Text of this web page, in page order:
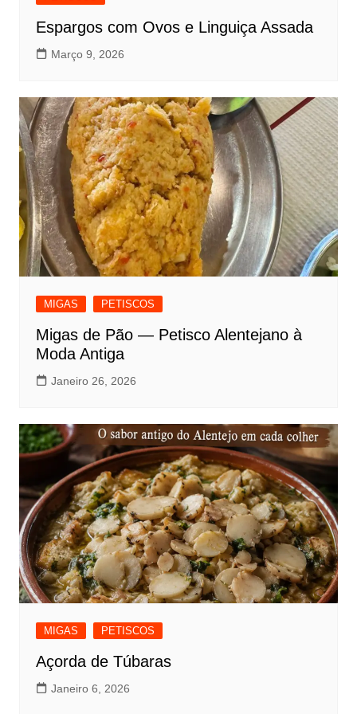
Espargos com Ovos e Linguiça Assada
Março 9, 2026
MIGAS PETISCOS
Migas de Pão — Petisco Alentejano à
Moda Antiga
Janeiro 26, 2026
MIGAS PETISCOS
Açorda de Túbaras
Janeiro 6, 2026